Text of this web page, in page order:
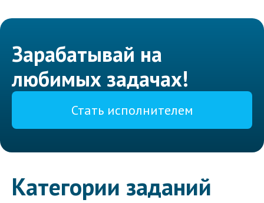
Зарабатывай на
любимых задачах!
Стать исполнителем
Категории заданий